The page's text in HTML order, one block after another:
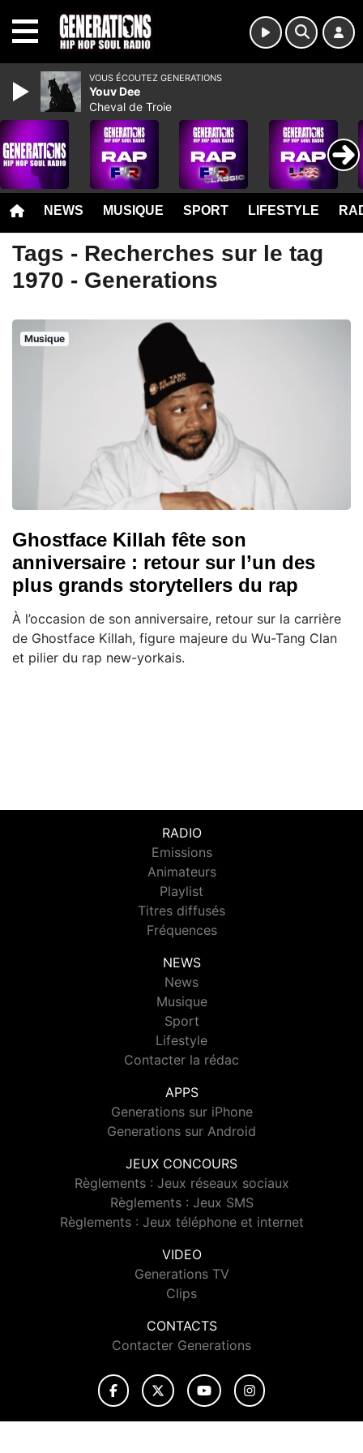
NEWS MUSIQUE SPORT LIFESTYLE
Tags - Recherches sur le tag
1970 - Generations
Musique
Ghostface Killah fête son
anniversaire : retour sur l’un des
plus grands storytellers du rap
À l’occasion de son anniversaire, retour sur la carrière
de Ghostface Killah, figure majeure du Wu-Tang Clan
et pilier du rap new-yorkais.
RADIO
Emissions
Animateurs
Playlist
Titres diffusés
Fréquences
NEWS
News
Musique
Sport
Lifestyle
Contacter la rédac
APPS
Generations sur iPhone
Generations sur Android
JEUX CONCOURS
Règlements : Jeux réseaux sociaux
Règlements : Jeux SMS
Règlements : Jeux téléphone et internet
VIDEO
Generations TV
Clips
CONTACTS
Contacter Generations
VOUS ÉCOUTEZ GENERATIONS
Youv Dee
Cheval de Troie